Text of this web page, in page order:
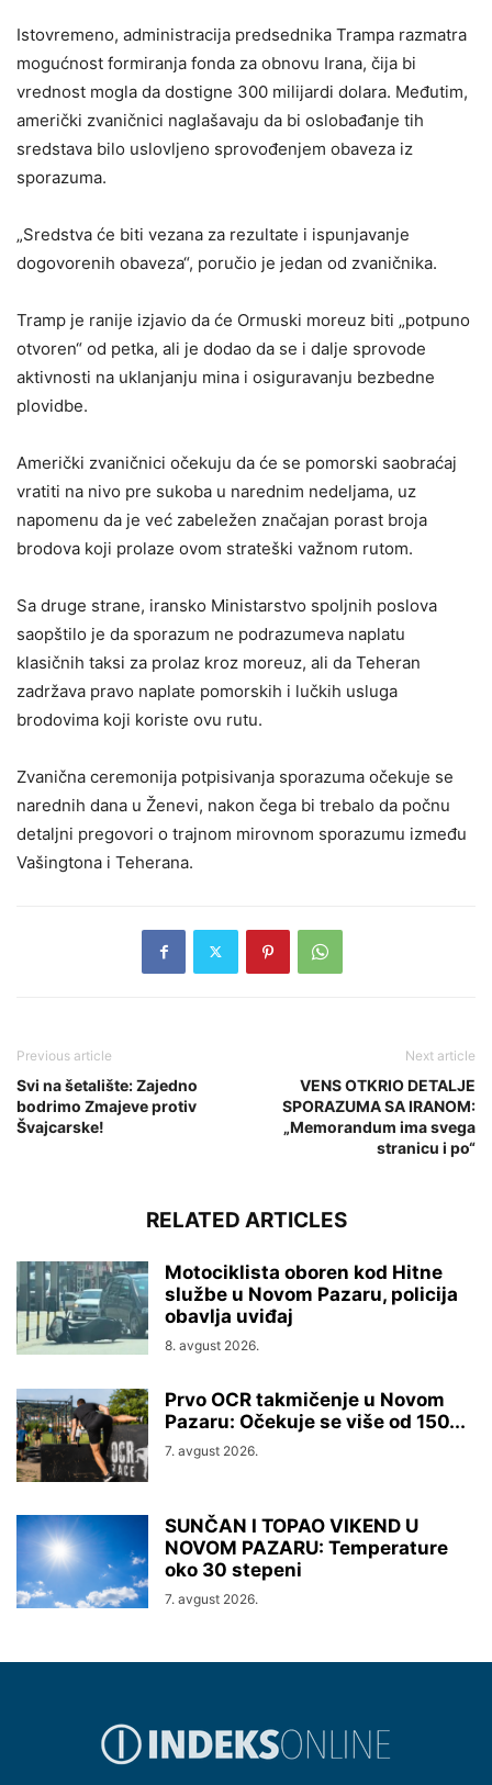
Istovremeno, administracija predsednika Trampa razmatra
mogućnost formiranja fonda za obnovu Irana, čija bi
vrednost mogla da dostigne 300 milijardi dolara. Međutim,
američki zvaničnici naglašavaju da bi oslobađanje tih
sredstava bilo uslovljeno sprovođenjem obaveza iz
sporazuma.
„Sredstva će biti vezana za rezultate i ispunjavanje
dogovorenih obaveza“, poručio je jedan od zvaničnika.
Tramp je ranije izjavio da će Ormuski moreuz biti „potpuno
otvoren“ od petka, ali je dodao da se i dalje sprovode
aktivnosti na uklanjanju mina i osiguravanju bezbedne
plovidbe.
Američki zvaničnici očekuju da će se pomorski saobraćaj
vratiti na nivo pre sukoba u narednim nedeljama, uz
napomenu da je već zabeležen značajan porast broja
brodova koji prolaze ovom strateški važnom rutom.
Sa druge strane, iransko Ministarstvo spoljnih poslova
saopštilo je da sporazum ne podrazumeva naplatu
klasičnih taksi za prolaz kroz moreuz, ali da Teheran
zadržava pravo naplate pomorskih i lučkih usluga
brodovima koji koriste ovu rutu.
Zvanična ceremonija potpisivanja sporazuma očekuje se
narednih dana u Ženevi, nakon čega bi trebalo da počnu
detaljni pregovori o trajnom mirovnom sporazumu između
Vašingtona i Teherana.
Previous article
Svi na šetalište: Zajedno
bodrimo Zmajeve protiv
Švajcarske!
Next article
VENS OTKRIO DETALJE
SPORAZUMA SA IRANOM:
„Memorandum ima svega
stranicu i po“
RELATED ARTICLES
Motociklista oboren kod Hitne
službe u Novom Pazaru, policija
obavlja uviđaj
8. avgust 2026.
Prvo OCR takmičenje u Novom
Pazaru: Očekuje se više od 150...
7. avgust 2026.
SUNČAN I TOPAO VIKEND U
NOVOM PAZARU: Temperature
oko 30 stepeni
7. avgust 2026.